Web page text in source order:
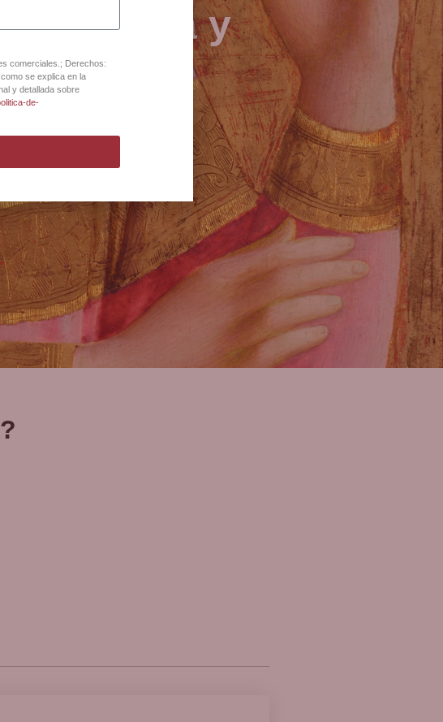
joyería y
comerciales.; Derechos:
se explica en la
y detallada sobre
de-